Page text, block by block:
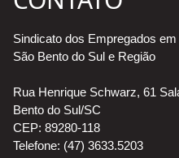
Sindicato dos Empregados
São Bento do Sul e Região
Rua Henrique Schwarz, 61
Bento do Sul/SC
CEP: 89280-118
Telefone: (47) 3633.5203